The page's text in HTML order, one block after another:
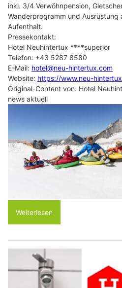
inkl. 3/4 Verwöhnpension,
Wanderprogramm und Ausrüstung
Aufenthalt.
Pressekontakt:
Hotel Neuhintertux ****superior
Telefon: +43 5287 8580
E-Mail: hotel@neu-hintertux.com
Website: https://www.neu-
Original-Content von: Hotel
news aktuell
Weiterlesen